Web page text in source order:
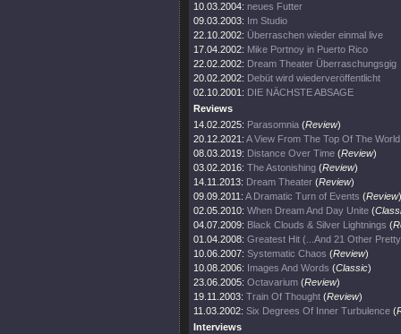
10.03.2004: neues Futter
09.03.2003: Im Studio
22.10.2002: Überraschen wieder einmal live
17.04.2002: Mike Portnoy in Puerto Rico
22.02.2002: Dream Theater Überraschungsgig
20.02.2002: Debüt wird wiederveröffentlicht
02.10.2001: DIE NÄCHSTE ABSAGE
Reviews
14.02.2025: Parasomnia (Review)
20.12.2021: A View From The Top Of The World
08.03.2019: Distance Over Time (Review)
03.02.2016: The Astonishing (Review)
14.11.2013: Dream Theater (Review)
09.09.2011: A Dramatic Turn of Events (Review)
02.05.2010: When Dream And Day Unite (
04.07.2009: Black Clouds & Silver Lightnings (
01.04.2008: Greatest Hit (...And 21 Other
10.06.2007: Systematic Chaos (Review)
10.08.2006: Images And Words (Classic)
23.06.2005: Octavarium (Review)
19.11.2003: Train Of Thought (Review)
11.03.2002: Six Degrees Of Inner Turbulence (
Interviews